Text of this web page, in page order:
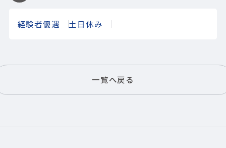
経験者優遇 土日休み
一覧へ戻る